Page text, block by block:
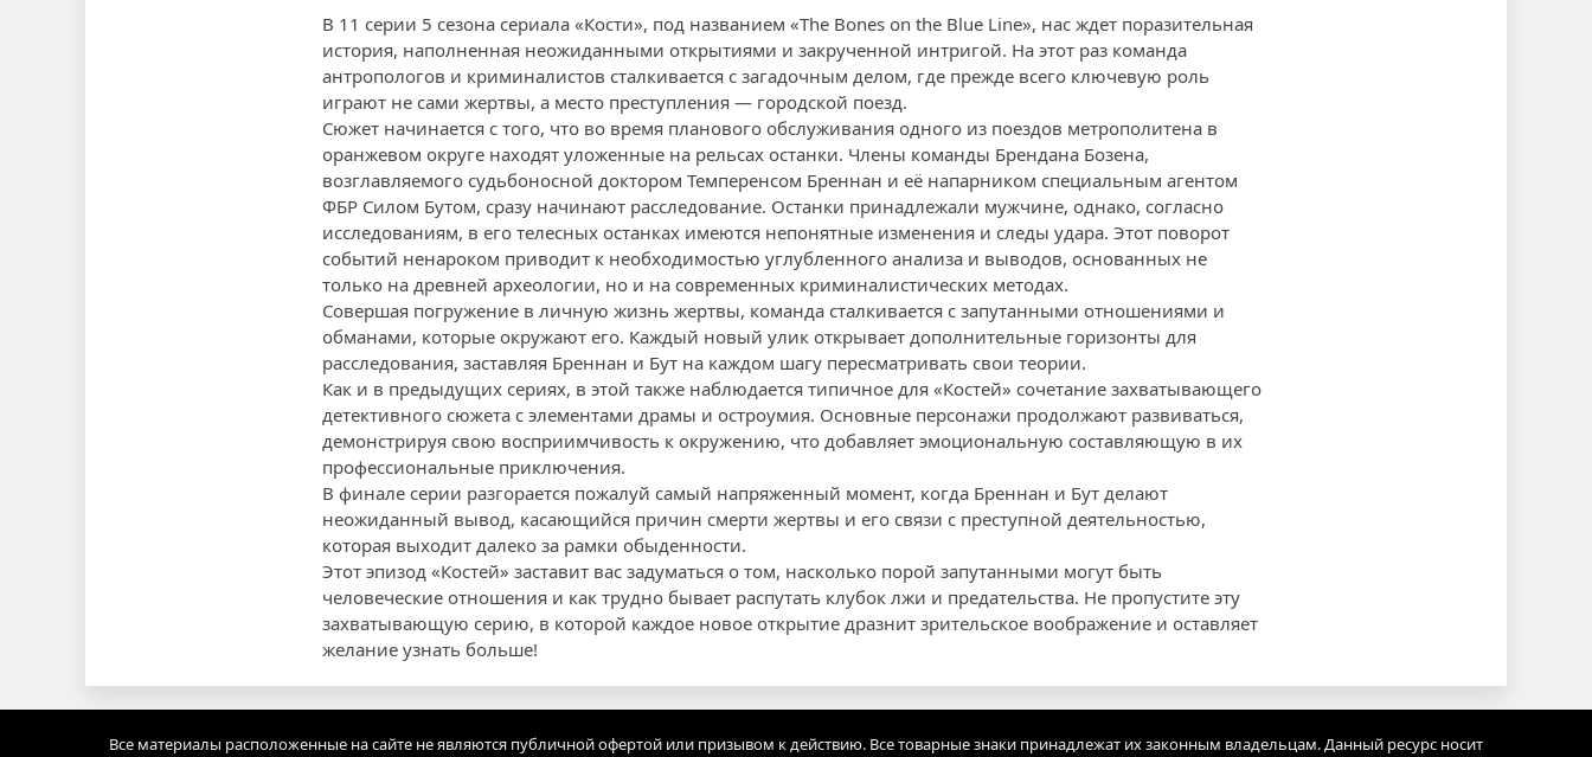
В 11 серии 5 сезона сериала «Кости», под названием «The Bones on the Blue Line», нас ждет поразительная
история, наполненная неожиданными открытиями и закрученной интригой. На этот раз команда
антропологов и криминалистов сталкивается с загадочным делом, где прежде всего ключевую роль
играют не сами жертвы, а место преступления — городской поезд.
Сюжет начинается с того, что во время планового обслуживания одного из поездов метрополитена в
оранжевом округе находят уложенные на рельсах останки. Члены команды Брендана Бозена,
возглавляемого судьбоносной доктором Темперенсом Бреннан и её напарником специальным агентом
ФБР Силом Бутом, сразу начинают расследование. Останки принадлежали мужчине, однако, согласно
исследованиям, в его телесных останках имеются непонятные изменения и следы удара. Этот поворот
событий ненароком приводит к необходимостью углубленного анализа и выводов, основанных не
только на древней археологии, но и на современных криминалистических методах.
Совершая погружение в личную жизнь жертвы, команда сталкивается с запутанными отношениями и
обманами, которые окружают его. Каждый новый улик открывает дополнительные горизонты для
расследования, заставляя Бреннан и Бут на каждом шагу пересматривать свои теории.
Как и в предыдущих сериях, в этой также наблюдается типичное для «Костей» сочетание захватывающего
детективного сюжета с элементами драмы и остроумия. Oсновные персонажи продолжают развиваться,
демонстрируя свою восприимчивость к окружению, что добавляет эмоциональную составляющую в их
профессиональные приключения.
В финале серии разгорается пожалуй самый напряженный момент, когда Бреннан и Бут делают
неожиданный вывод, касающийся причин смерти жертвы и его связи с преступной деятельностью,
которая выходит далеко за рамки обыденности.
Этот эпизод «Костей» заставит вас задуматься о том, насколько порой запутанными могут быть
человеческие отношения и как трудно бывает распутать клубок лжи и предательства. Не пропустите эту
захватывающую серию, в которой каждое новое открытие дразнит зрительское воображение и оставляет
желание узнать больше!
Все материалы расположенные на сайте не являются публичной офертой или призывом к действию. Все товарные знаки принадлежат их законным владельцам. Данный ресурс носит